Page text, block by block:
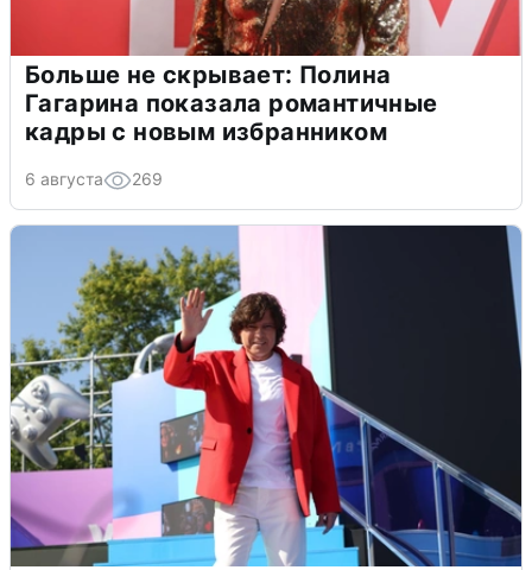
Больше не скрывает: Полина
Гагарина показала романтичные
кадры с новым избранником
6 августа 269